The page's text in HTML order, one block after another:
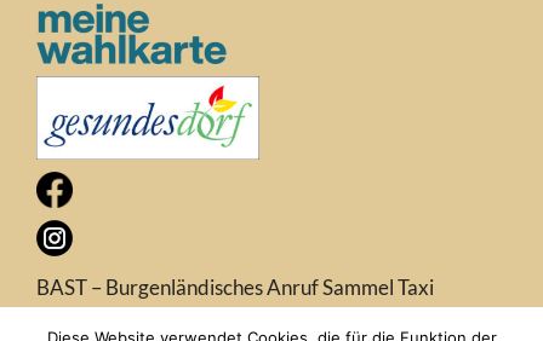
BAST – Burgenländisches Anruf Sammel Taxi